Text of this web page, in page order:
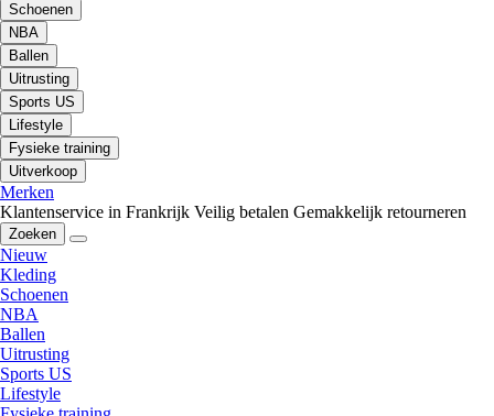
Schoenen
NBA
Ballen
Uitrusting
Sports US
Lifestyle
Fysieke training
Uitverkoop
Merken
Klantenservice in Frankrijk Veilig betalen Gemakkelijk retourneren
Zoeken
Nieuw
Kleding
Schoenen
NBA
Ballen
Uitrusting
Sports US
Lifestyle